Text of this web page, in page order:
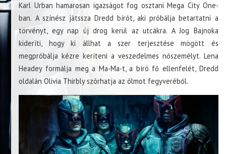
Karl Urban hamarosan igazságot fog osztani Mega City One-
ban. A színész játssza Dredd bírót, aki próbálja betartatni a
törvényt, egy nap új drog kerül az utcákra. A Jog Bajnoka
kideríti, hogy ki állhat a szer terjesztése mögött és
megpróbálja kézre keríteni a veszedelmes nőszemélyt. Lena
Headey formálja meg a Ma-Ma-t, a bíró fő ellenfelét, Dredd
oldalán Olivia Thirbly szórhatja az ólmot fegyveréből.